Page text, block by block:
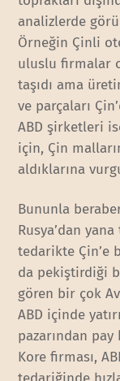
analizlerde
Örneğin Çinli
uluslu firmalar
taşıdı ama
ve parçaları
ABD şirketleri
için, Çin
aldıklarına
Bununla
Rusya’dan
tedarikte Çin’e
da pekiştirdiği
gören bir çok
ABD içinde
pazarından pay
Kore firması,